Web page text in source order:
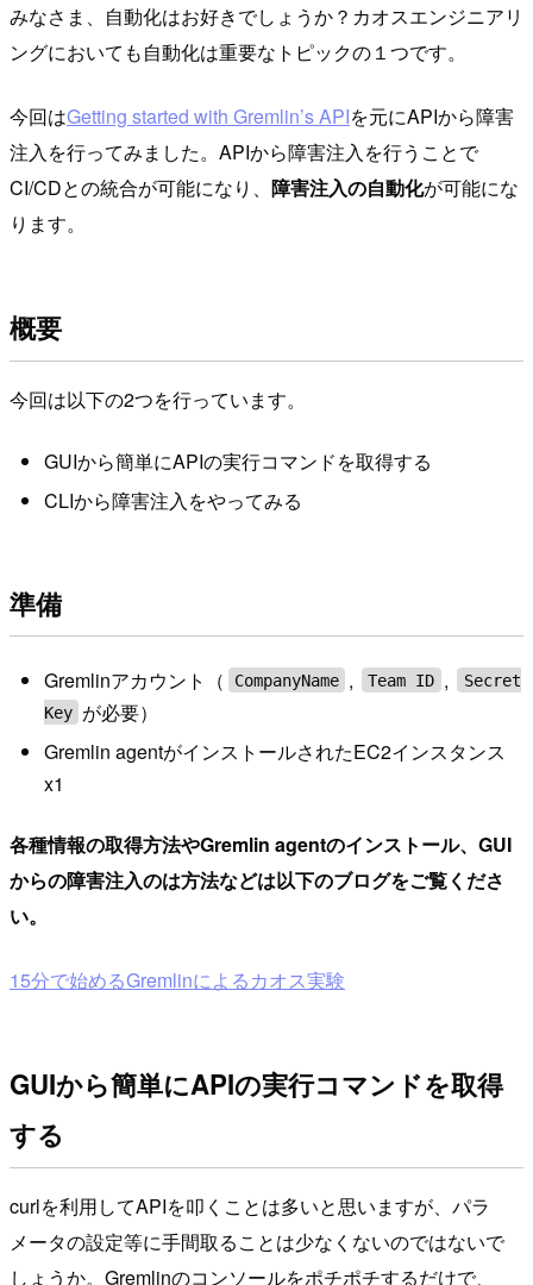
みなさま、自動化はお好きでしょうか？カオスエンジニアリ
ングにおいても自動化は重要なトピックの１つです。
今回はGetting started with Gremlin’s APIを元にAPIから障害
注入を行ってみました。APIから障害注入を行うことで
CI/CDとの統合が可能になり、 障害注入の自動化が可能にな
ります。
概要
今回は以下の2つを行っています。
GUIから簡単にAPIの実行コマンドを取得する
CLIから障害注入をやってみる
準備
Gremlinアカウント（ CompanyName , Team ID ,
Secret
Key が必要）
Gremlin agentがインストールされたEC2インスタンス
x1
各種情報の取得方法やGremlin agentのインストール、GUI
からの障害注入のは方法などは以下のブログをご覧くださ
い。
15分で始めるGremlinによるカオス実験
GUIから簡単にAPIの実行コマンドを取得
する
curlを利用してAPIを叩くことは多いと思いますが、パラ
メータの設定等に手間取ることは少なくないのではないで
しょうか。Gremlinのコンソールをポチポチするだけで、